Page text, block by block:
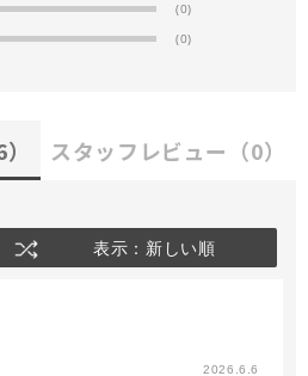
(0)
(0)
スタッフレビュー （0）
表示：新しい順
2026.6.6